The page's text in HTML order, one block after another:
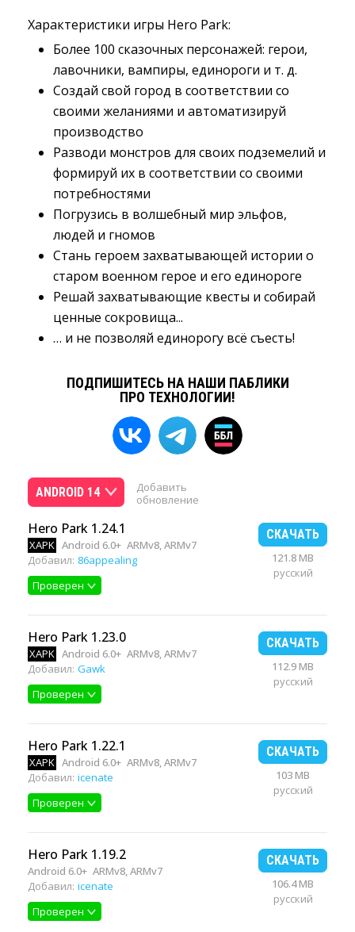
Характеристики игры Hero Park:
Более 100 сказочных персонажей: герои,
лавочники, вампиры, единороги и т. д.
Создай свой город в соответствии со
своими желаниями и автоматизируй
производство
Разводи монстров для своих подземелий и
формируй их в соответствии со своими
потребностями
Погрузись в волшебный мир эльфов,
людей и гномов
Стань героем захватывающей истории о
старом военном герое и его единороге
Решай захватывающие квесты и собирай
ценные сокровища...
… и не позволяй единорогу всё съесть!
ПОДПИШИТЕСЬ НА НАШИ ПАБЛИКИ
ПРО ТЕХНОЛОГИИ!
ANDROID 14
Добавить
обновление
Hero Park 1.24.1
XAPK Android 6.0+ ARMv8, ARMv7
Добавил: 86appealing
Проверен
СКАЧАТЬ
121.8 MB
русский
Hero Park 1.23.0
XAPK Android 6.0+ ARMv8, ARMv7
Добавил: Gawk
Проверен
СКАЧАТЬ
112.9 MB
русский
Hero Park 1.22.1
XAPK Android 6.0+ ARMv8, ARMv7
Добавил: icenate
Проверен
СКАЧАТЬ
103 MB
русский
Hero Park 1.19.2
Android 6.0+ ARMv8, ARMv7
Добавил: icenate
Проверен
СКАЧАТЬ
106.4 MB
русский